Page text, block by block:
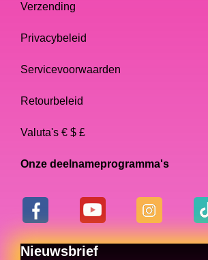
Verzending
Privacybeleid
Servicevoorwaarden
Retourbeleid
Valuta's € $ £
Onze deelnameprogramma's
Nieuwsbrief